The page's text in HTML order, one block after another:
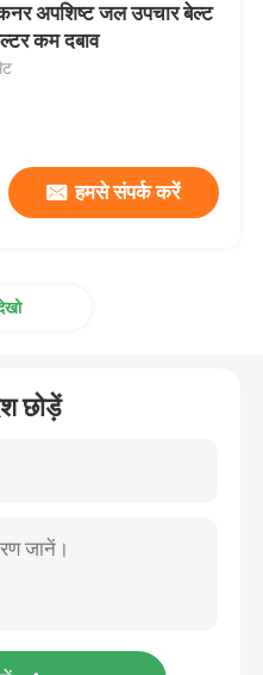
अपशिष्ट जल उपचार बेल्ट
कम दबाव
हमसे संपर्क करें
छोड़ें